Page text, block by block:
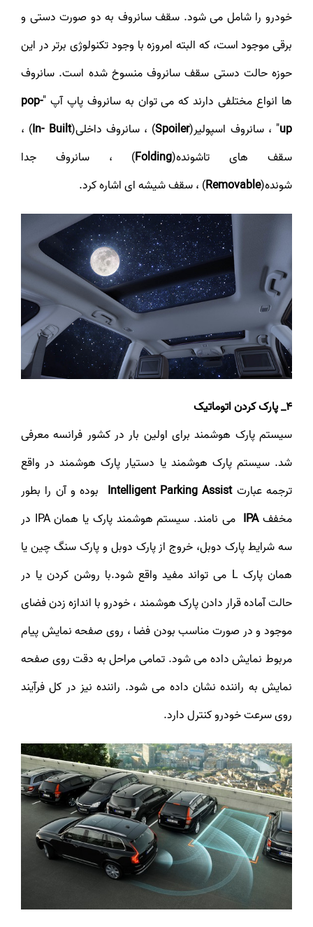
خودرو را شامل می شود. سقف سانروف به دو صورت دستی و
برقی موجود است، که البته امروزه با وجود تکنولوژی برتر در این
حوزه حالت دستی سقف سانروف منسوخ شده است. سانروف
ها انواع مختلفی دارند که می توان به سانروف پاپ آپ "pop-
up" ، سانروف اسپولیر(Spoiler) ، سانروف داخلی(In- Built) ،
سقف های تاشونده(Folding) ، سانروف جدا
شونده(Removable) ، سقف شیشه ای اشاره کرد.
4_ پارک کردن اتوماتیک
سیستم پارک هوشمند برای اولین بار در کشور فرانسه معرفی
شد. سیستم پارک هوشمند یا دستیار پارک هوشمند در واقع
ترجمه عبارتIntelligent Parking Assist بوده و آن را بطور
مخففIPA
می نامند. سیستم هوشمند پارک یا همان IPA در
سه شرایط پارک دوبل، خروج از پارک دوبل و پارک سنگ چین یا
همان پارک L می تواند مفید واقع شود.با روشن کردن یا در
حالت آماده قرار دادن پارک هوشمند ، خودرو با اندازه زدن فضای
موجود و در صورت مناسب بودن فضا ، روی صفحه نمایش پیام
مربوط نمایش داده می شود. تمامی مراحل به دقت روی صفحه
نمایش به راننده نشان داده می شود. راننده نیز در کل فرآیند
روی سرعت خودرو کنترل دارد.